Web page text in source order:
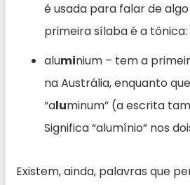
é usada para falar de
primeira sílaba é a tônica:
aluminium – tem a
na Austrália, enquanto
“aluminum” (a escrita
Significa “alumínio” nos
Existem, ainda, palavras que